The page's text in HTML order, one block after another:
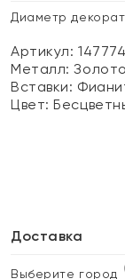
Диаметр
Артикул: 147774
Металл:
Вставки:
Цвет:
Доставка
Выберите город